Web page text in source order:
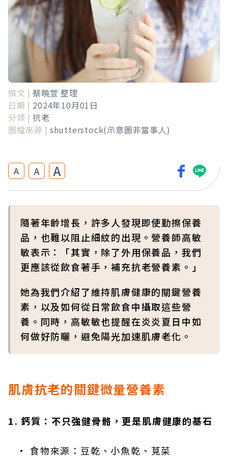
撰文 | 蔡曉萱 整理
日期 | 2024年10月01日
分類 | 抗老
圖檔來源 | shutterstock(示意圖非當事人)
A A A
隨著年齡增長，許多人發現即使勤擦保養
品，也難以阻止細紋的出現。營養師高敏
敏表示：「其實，除了外用保養品，我們
更應該從飲食著手，補充抗老營養素。」
她為我們介紹了維持肌膚健康的關鍵營養
素，以及如何從日常飲食中攝取這些營
養。同時，高敏敏也提醒在炎炎夏日中如
何做好防曬，避免陽光加速肌膚老化。
肌膚抗老的關鍵微量營養素
1. 鈣質：不只強健骨骼，更是肌膚健康的基石
• 食物來源：豆乾、小魚乾、莧菜